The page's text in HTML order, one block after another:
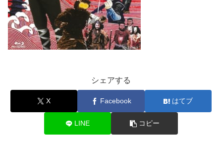
シェアする
X Facebook はてブ
LINE コピー